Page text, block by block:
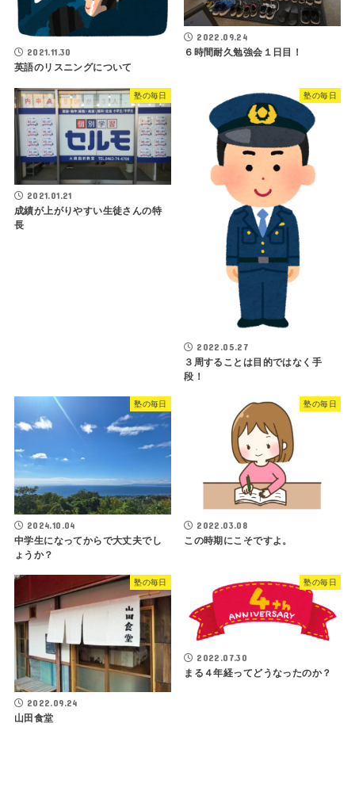
2021.11.30
英語のリスニングについて
2022.09.24
６時間耐久勉強会１日目！
塾の毎日
2021.01.21
成績が上がりやすい生徒さんの特
長
塾の毎日
2022.05.27
３周することは目的ではなく手
段！
塾の毎日
2024.10.04
中学生になってからで大丈夫でし
ょうか？
塾の毎日
2022.03.08
この時期にこそですよ。
塾の毎日
2022.09.24
山田食堂
塾の毎日
2022.07.30
まる４年経ってどうなったのか？